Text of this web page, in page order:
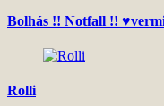
Bolhás !! Notfall !!
Rolli